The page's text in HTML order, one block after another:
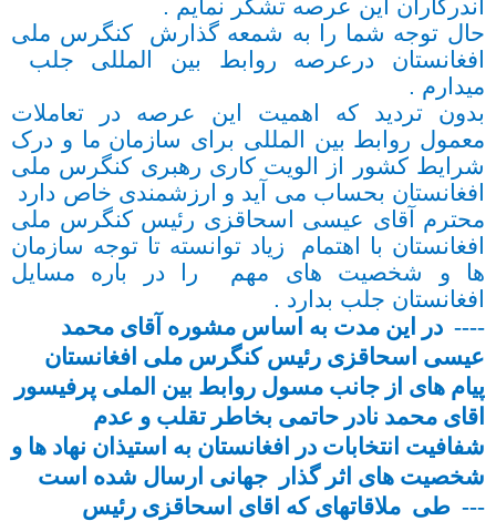
اندرکاران این عرصه تشکر نمایم .
حال توجه شما را به شمعه گذارش کنگرس ملی
افغانستان درعرصه روابط بین المللی جلب
میدارم .
بدون تردید که اهمیت این عرصه در تعاملات
معمول روابط بین المللی برای سازمان ما و درک
شرایط کشور از الویت کاری رهبری کنگرس ملی
افغانستان بحساب می آید و ارزشمندی خاص دارد
محترم آقای عیسی اسحاقزی رئیس کنگرس ملی
افغانستان با اهتمام زیاد توانسته تا توجه سازمان
ها و شخصیت های مهم را در باره مسایل
افغانستان جلب بدارد .
---- در این مدت به اساس مشوره آقای محمد
عیسی اسحاقزی رئیس کنگرس ملی افغانستان
پیام های از جانب مسول روابط بین الملی پرفیسور
اقای محمد نادر حاتمی بخاطر تقلب و عدم
شفافیت انتخابات در افغانستان به استیذان نهاد ها و
شخصیت های اثر گذار جهانی ارسال شده است
--- طی ملاقاتهای که اقای اسحاقزی رئیس